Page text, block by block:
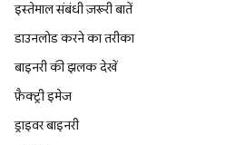
इस्तेमाल संबंधी ज़रूरी बातें
डाउनलोड करने का तरीका
बाइनरी की झलक देखें
फ़ैक्ट्री इमेज
ड्राइवर बाइनरी